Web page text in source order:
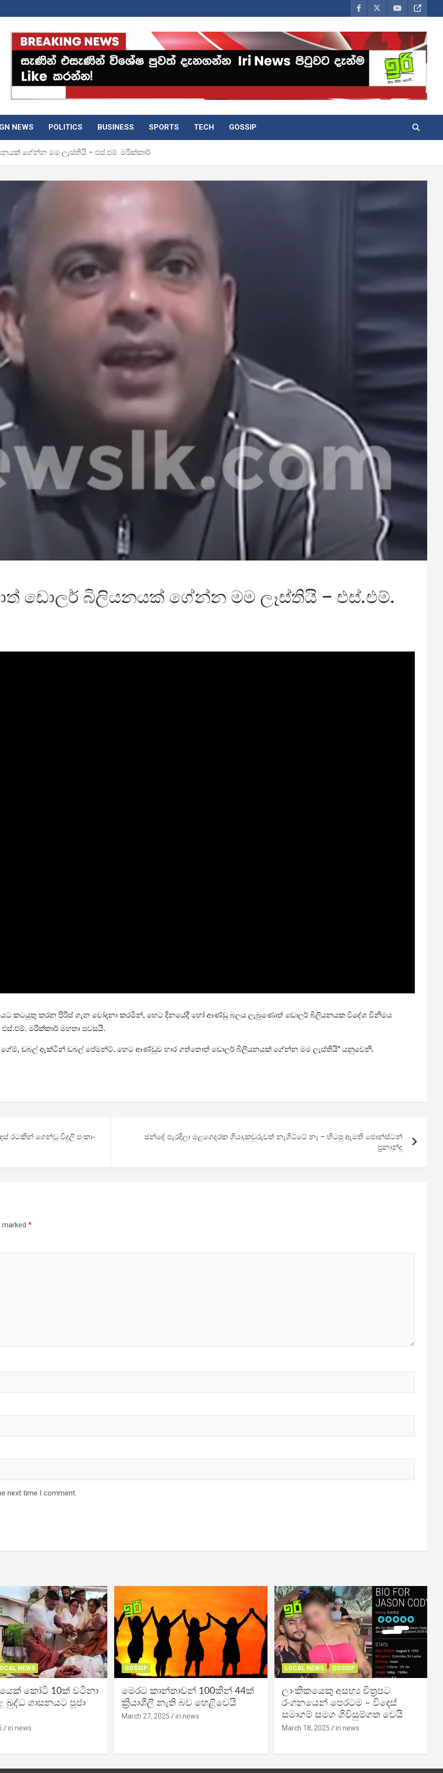
NEWS POLITICS BUSINESS SPORTS TECH GOSSIP
ගේන්න මම ලෑස්තියි – එස්.එම්. මරික්කාර්
ඩොලර් බිලියනයක් ගේන්න මම ලෑස්තියි – එස්.එම්.
කටයුතු කරන පිරිස් ගැන චෝදනා කරමින්, හෙට දිනයේදී හෝ ආණ්ඩු බලය ලැබුණොත් ඩොලර් බිලියනයක විදේශ විනිමය
මරික්කාර් මහතා පවසයි.
ගේම්, ඩබල් ඇක්ටින් ඩබල් පේමන්ට්. හෙට ආණ්ඩුව භාර ගත්තොත් ඩොලර් බිලියනයක් ගේන්න මම ලෑස්තියි” යනුවෙනි.
රටකින් ගෙන්වූ විදුලි පංකා­
ඡන්දේ පැරදිලා මළගෙදරක ගියා,කවුරුවත් නැගිට්ටේ නෑ – හිටපු ඇමති ජොන්ස්ටන්
ප්‍රනාන්දු
marked *
next time I comment.
NEWS
කෝටි 10ක් වටිනා
බුද්ධ ශාසනයට පූජා
iri news
GOSSIP
මෙරට කාන්තාවන් 100කින් 44ක්
ක්‍රියාශීලී නැති බව හෙළිවෙයි
March 27, 2025 iri news
LOCAL NEWS GOSSIP
ලාංකිකයෙකු අසභ්‍ය චිත්‍රපට
රංගනයෙන් පෙරටම – විදෙස්
සමාගම් සමග ගිවිසුම්ගත වෙයි
March 18, 2025 iri news